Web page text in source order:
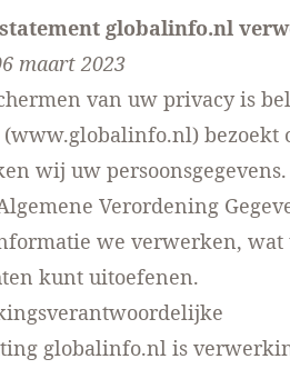
globalinfo.nl
maart 2023
van uw privacy is
bezoekt
wij uw
Verordening
we verwerken, wat
kunt uitoefenen.
globalinfo.nl is